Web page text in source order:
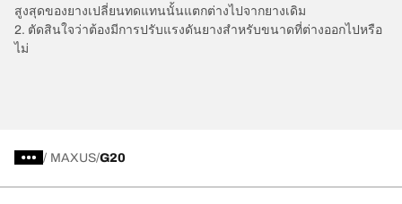
สูงสุดของยางเปลี่ยนทดแทนนั้นแตกต่างไปจากยางเดิม
2. ตัดสินใจว่าต้องมีการปรับแรงดันยางสำหรับขนาดที่ต่างออกไปหรือ
ไม่
/ MAXUS G20